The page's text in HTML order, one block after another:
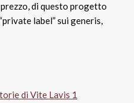
di questo progetto
label” sui generis,